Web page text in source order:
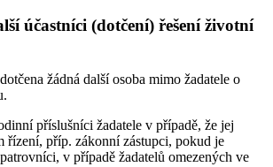
účastníci (dotčení) řešení životní
žádná další osoba mimo žadatele o
příslušníci žadatele v případě, že jej
řízení, příp. zákonní zástupci, pokud je
v případě žadatelů omezených ve